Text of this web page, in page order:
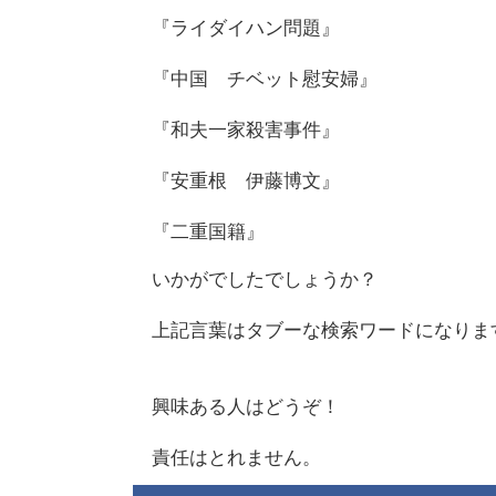
『ライダイハン問題』
『中国 チベット慰安婦』
『和夫一家殺害事件』
『安重根 伊藤博文』
『二重国籍』
いかがでしたでしょうか？
上記言葉はタブーな検索ワードになりま
興味ある人はどうぞ！
責任はとれません。